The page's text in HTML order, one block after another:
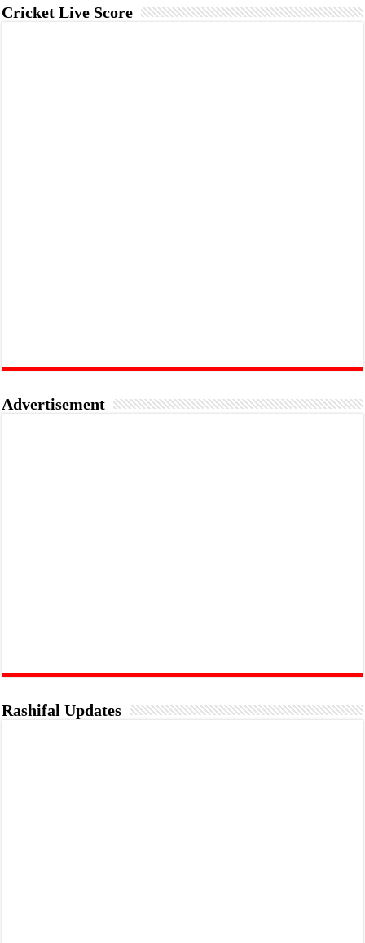
Cricket Live Score
Advertisement
Rashifal Updates